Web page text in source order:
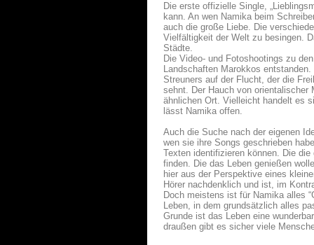
Die erste offizielle Single,
kann. An wen Namika beim
auch die große Liebe. Die
Vielfältigkeit der Welt zu besingen.
Städte.
Die Video- und Fotoshootings zu
Landschaften Marokkos
Streuners auf der Flucht, der die
sehnt. Der Hauch von orientalischer
ähnlichen Ort. Vielleicht handelt es
lässt Namika offen.
Auch die Suche nach der eigenen
wen sie ihre Songs geschrieben
Texten identifizieren können. Die
finden. Die das Leben genießen
hier aus der Perspektive eines
Hörer nachdenklich und ist, im
Doch meistens ist für Namika alles
Leben, in dem grundsätzlich alles
Grunde ist das Leben eine
draußen gibt es sicher viele